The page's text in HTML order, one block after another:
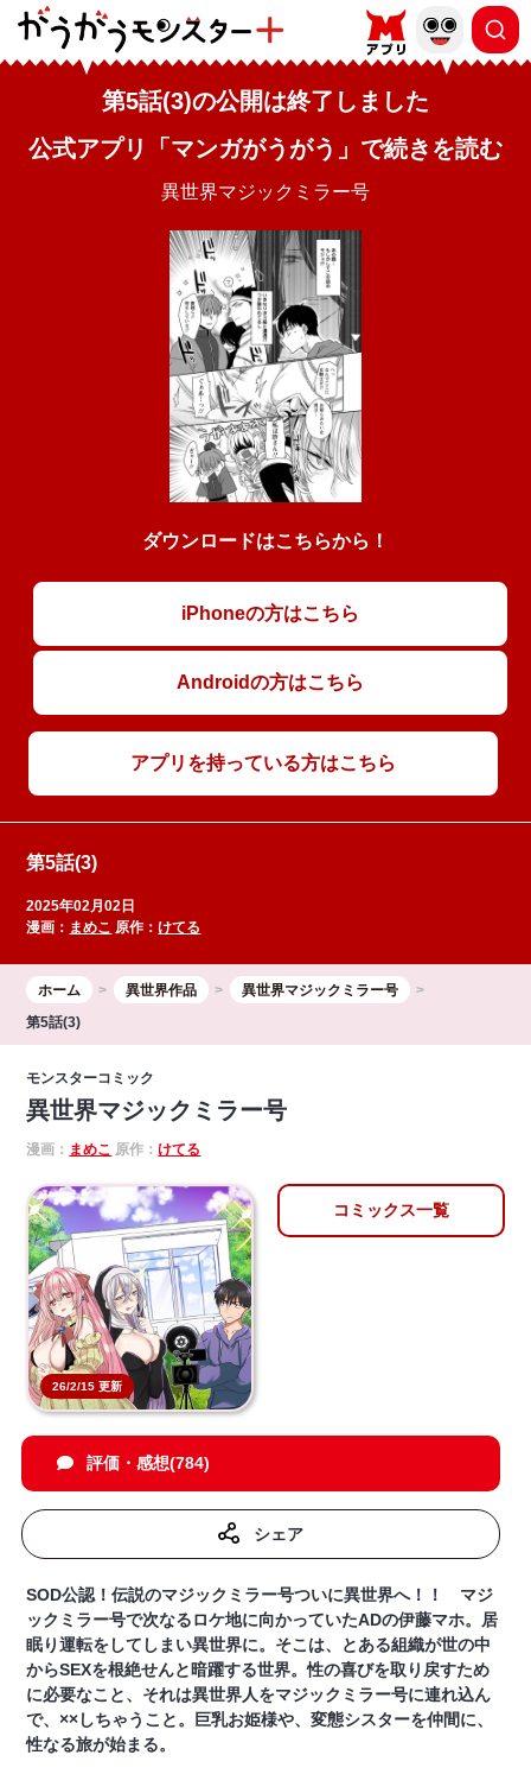
第5話(3)の公開は終了しました
公式アプリ「マンガがうがう」で続きを読む
異世界マジックミラー号
ダウンロードはこちらから！
iPhoneの方はこちら
Androidの方はこちら
アプリを持っている方はこちら
第5話(3)
2025年02月02日
漫画： まめこ 原作：けてる
ホーム 異世界作品
異世界マジックミラー号
第5話(3)
モンスターコミック
異世界マジックミラー号
漫画： まめこ 原作：けてる
26/2/15 更新
コミックス一覧
評価・感想(784)
シェア
SOD公認！伝説のマジックミラー号ついに異世界へ！！ マジ
ックミラー号で次なるロケ地に向かっていたADの伊藤マホ。居
眠り運転をしてしまい異世界に。そこは、とある組織が世の中
からSEXを根絶せんと暗躍する世界。性の喜びを取り戻すため
に必要なこと、それは異世界人をマジックミラー号に連れ込ん
で、××しちゃうこと。巨乳お姫様や、変態シスターを仲間に、
性なる旅が始まる。